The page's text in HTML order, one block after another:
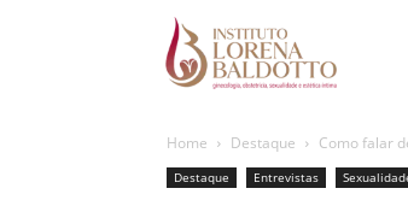
Home Destaque Como falar
Destaque Entrevistas